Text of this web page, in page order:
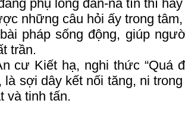
phụ lòng đàn-na tín thí
những câu hỏi ấy trong
pháp sống động, giúp
trần.
cư Kiết hạ, nghi thức “Quá
là sợi dây kết nối tăng, ni
và tinh tấn.